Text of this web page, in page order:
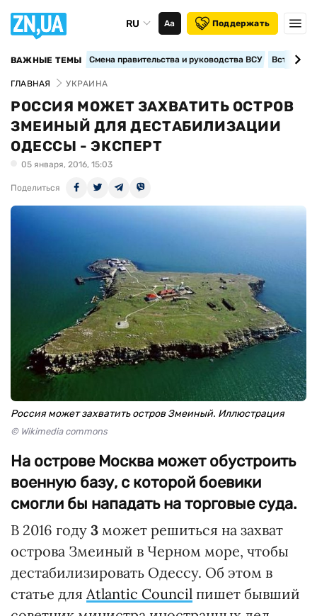
RU Аа Поддержать
ВАЖНЫЕ ТЕМЫ Смена правительства и руководства ВСУ
ГЛАВНАЯ УКРАИНА
РОССИЯ МОЖЕТ ЗАХВАТИТЬ ОСТРОВ
ЗМЕИНЫЙ ДЛЯ ДЕСТАБИЛИЗАЦИИ
ОДЕССЫ - ЭКСПЕРТ
05 января, 2016, 15:03
Поделиться
Россия может захватить остров Змеиный. Иллюстрация
© Wikimedia commons
На острове Москва может обустроить
военную базу, с которой боевики
смогли бы нападать на торговые суда.
В 2016 году 3 может решиться на захват
острова Змеиный в Черном море, чтобы
дестабилизировать Одессу. Об этом в
статье для Atlantic Council пишет бывший